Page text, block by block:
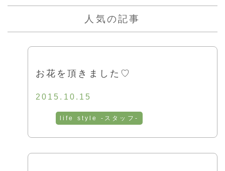
人気の記事
お花を頂きました♡
2015.10.15
life style -スタッフ-